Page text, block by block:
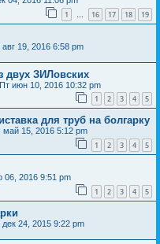
1 … 16 17 18 19
авг 19, 2016 6:58 pm
двух ЗИЛовских
Пт июн 10, 2016 10:32 pm
1 2 3 4 5
для труб на болгарку
май 15, 2016 5:12 pm
1 2 3 4 5
06, 2016 9:51 pm
1 2 3 4 5
дек 24, 2015 9:22 pm